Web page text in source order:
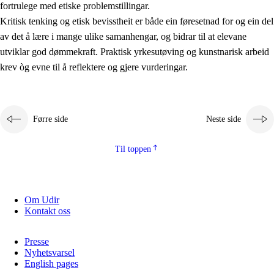
fortrulege med etiske problemstillingar.
Kritisk tenking og etisk bevisstheit er både ein føresetnad for og ein del
av det å lære i mange ulike samanhengar, og bidrar til at elevane
utviklar god dømmekraft. Praktisk yrkesutøving og kunstnarisk arbeid
krev òg evne til å reflektere og gjere vurderingar.
Førre side Neste side
Til toppen
Om Udir
Kontakt oss
Presse
Nyhetsvarsel
English pages